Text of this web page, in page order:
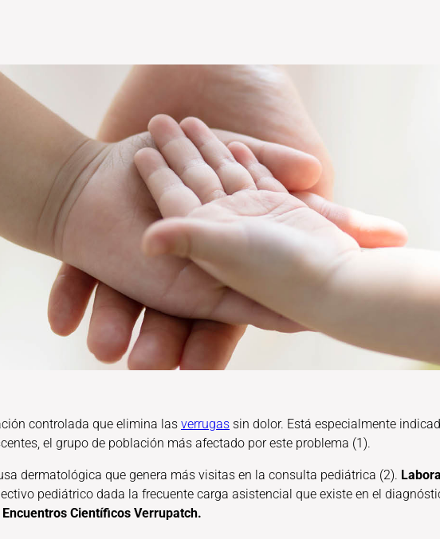
controlada que elimina las verrugas sin dolor. Está especialmente
el grupo de población más afectado por este problema (1).
dermatológica que genera más visitas en la consulta pediátrica (2).
pediátrico dada la frecuente carga asistencial que existe en el
Encuentros Científicos Verrupatch.